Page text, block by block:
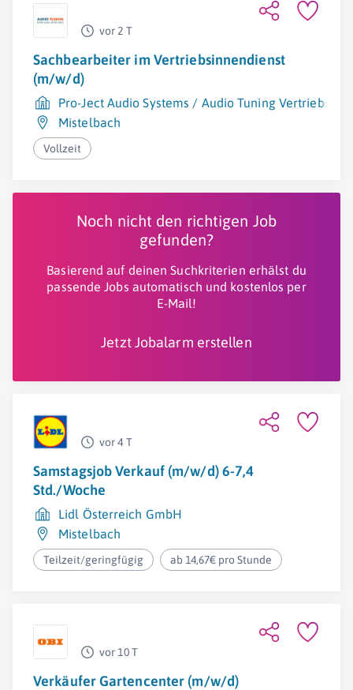
vor 2 T
Sachbearbeiter im Vertriebsinnendienst
(m/w/d)
Pro-Ject Audio Systems / Audio Tuning Vertriebs
Mistelbach
Vollzeit
Noch nicht den richtigen Job
gefunden?
Basierend auf deinen Suchkriterien erhälst du
passende Jobs automatisch und kostenlos per
E-Mail!
Jetzt Jobalarm erstellen
vor 4 T
Samstagsjob Verkauf (m/w/d) 6-7,4
Std./Woche
Lidl Österreich GmbH
Mistelbach
Teilzeit/geringfügig ab 14,67€ pro Stunde
vor 10 T
Verkäufer Gartencenter (m/w/d)